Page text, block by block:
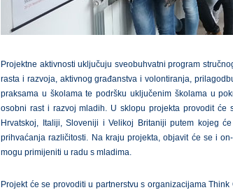
Projektne aktivnosti uključuju sveobuhvatni program
rasta i razvoja, aktivnog građanstva i volontiranja,
praksama u školama te podršku uključenim školama u
osobni rast i razvoj mladih. U sklopu projekta provodit će
Hrvatskoj, Italiji, Sloveniji i Velikoj Britaniji putem kojeg
prihvaćanja različitosti. Na kraju projekta, objavit će se i
mogu primijeniti u radu s mladima.
Projekt će se provoditi u partnerstvu s organizacijama